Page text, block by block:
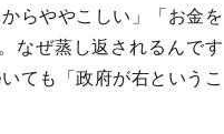
らややこしい」「お金を
なぜ蒸し返されるんです
ても「政府が右というこ